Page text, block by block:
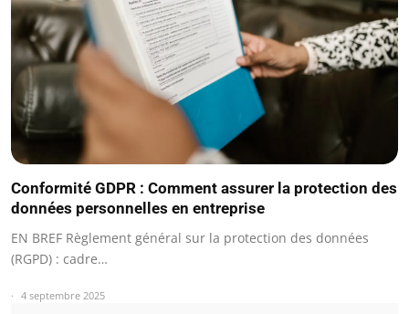
Conformité GDPR : Comment assurer la protection des
données personnelles en entreprise
EN BREF Règlement général sur la protection des données
(RGPD) : cadre…
4 septembre 2025